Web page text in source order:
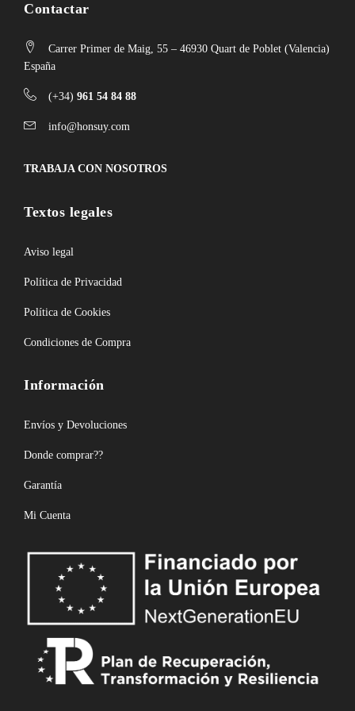
Contactar
Carrer Primer de Maig, 55 – 46930 Quart de Poblet (Valencia)
España
(+34) 961 54 84 88
info@honsuy.com
TRABAJA CON NOSOTROS
Textos legales
Aviso legal
Política de Privacidad
Política de Cookies
Condiciones de Compra
Información
Envíos y Devoluciones
Donde comprar??
Garantía
Mi Cuenta